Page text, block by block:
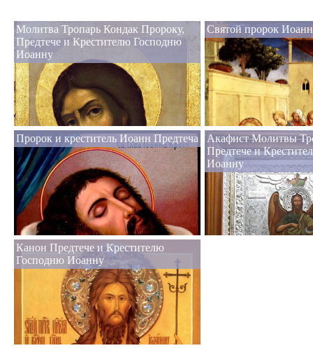
Молитва Тропарь Кондак Пророку,
Предтече и Крестителю Господню
Иоанну
Святой пророк
Пророк и креститель Иоанн Предтеча
Акафист Молитвы
Предтече и
Иоанну
Канон Предтече и Крестителю
Господню Иоанну